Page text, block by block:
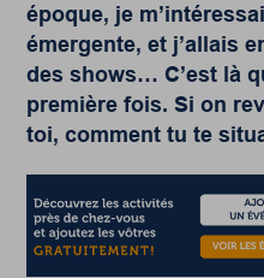
époque, je
émergente, et j’allais
des shows… C’est là
première fois. Si on
toi, comment tu te